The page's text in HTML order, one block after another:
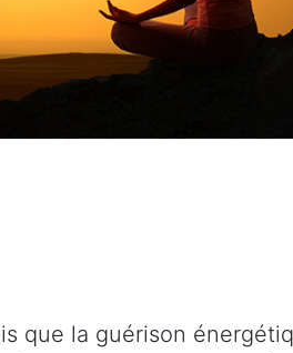
que la guérison